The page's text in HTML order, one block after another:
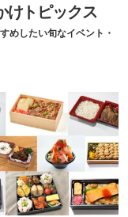
けトピックス
めしたい旬なイベント・